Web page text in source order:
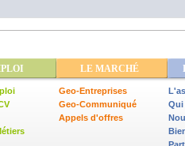
LE MARCHÉ
Geo-Entreprises
Geo-Communiqué
Appels d'offres
Qui